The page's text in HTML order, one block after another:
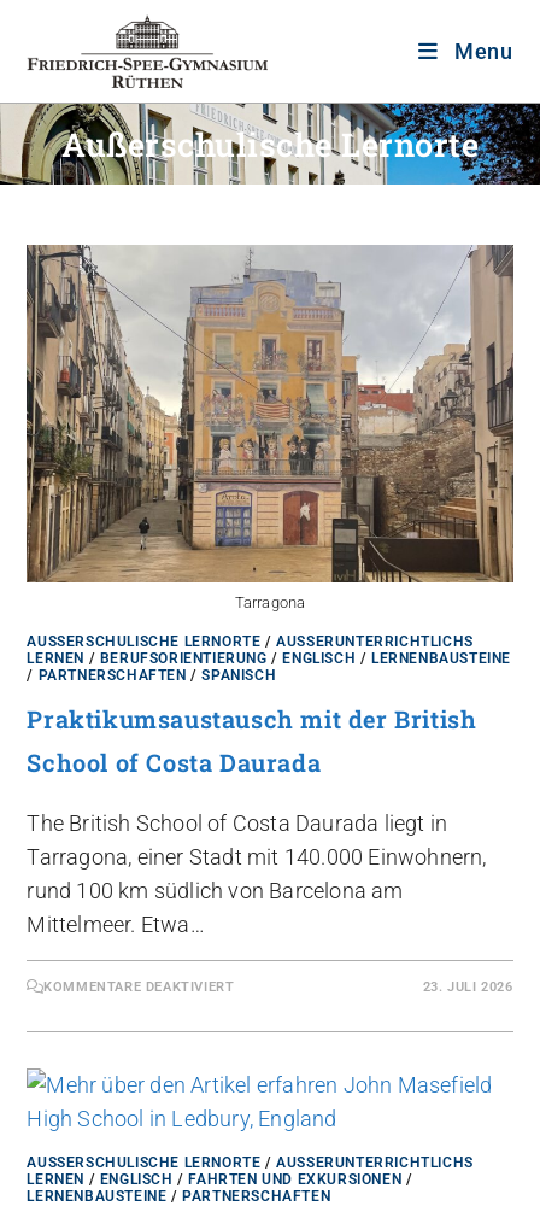
Menu
Außerschulische Lernorte
Tarragona
AUSSERSCHULISCHE LERNORTE /AUSSERUNTERRICHTLICHS L
ERNEN
/ BERUFSORIENTIERUNG /ENGLISCH /LERNENBAUSTEINE
/ PARTNERSCHAFTEN /SPANISCH
Praktikumsaustausch mit der British
School of Costa Daurada
The British School of Costa Daurada liegt in
Tarragona, einer Stadt mit 140.000 Einwohnern,
rund 100 km südlich von Barcelona am
Mittelmeer. Etwa…
KOMMENTARE DEAKTIVIERT 23. JULI 2026
AUSSERSCHULISCHE LERNORTE /AUSSERUNTERRICHTLICHS L
ERNEN
/ ENGLISCH /FAHRTEN UND EXKURSIONEN /
LERNENBAUSTEINE /PARTNERSCHAFTEN